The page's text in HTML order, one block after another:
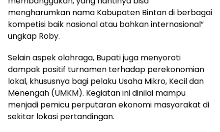
mengharumkan nama Kabupaten Bintan di berbagai
kompetisi baik nasional atau bahkan internasional”
ungkap Roby.
Selain aspek olahraga, Bupati juga menyoroti
dampak positif turnamen terhadap perekonomian
lokal, khususnya bagi pelaku Usaha Mikro, Kecil dan
Menengah (UMKM). Kegiatan ini dinilai mampu
menjadi pemicu perputaran ekonomi masyarakat di
sekitar lokasi pertandingan.